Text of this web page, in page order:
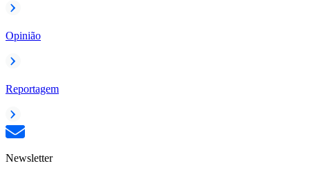
Opinião
Reportagem
Newsletter